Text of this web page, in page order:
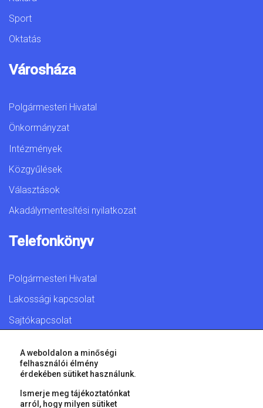
Sport
Oktatás
Városháza
Polgármesteri Hivatal
Önkormányzat
Intézmények
Közgyűlések
Választások
Akadálymentesítési nyilatkozat
Telefonkönyv
Polgármesteri Hivatal
Lakossági kapcsolat
Sajtókapcsolat
© 2026 Győr Megyei Jogú Város • Minden jog fenntartva!
A weboldalon a minőségi
felhasználói élmény
érdekében sütiket használunk.
Ismerje meg tájékoztatónkat
arról, hogy milyen sütiket